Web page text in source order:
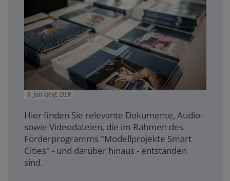
Jan Wulf, DLR
Hier finden Sie relevante Dokumente, Audio-
sowie Videodateien, die im Rahmen des
Förderprogramms "Modellprojekte Smart
Cities" - und darüber hinaus - entstanden
sind.